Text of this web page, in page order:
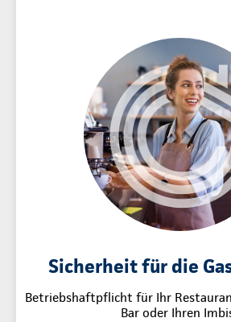
Sicherheit für die
Betriebshaftpflicht für Ihr
Bar oder Ihren